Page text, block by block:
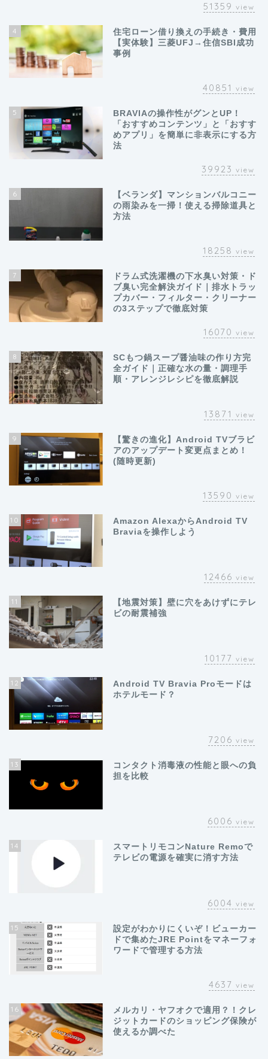
51359 view
4
住宅ローン借り換えの手続き・費用
【実体験】三菱UFJ→住信SBI成功
事例
40851 view
5
BRAVIAの操作性がグンとUP！
「おすすめコンテンツ」と「おすす
めアプリ」を簡単に非表示にする方
法
39923 view
6
【ベランダ】マンションバルコニー
の雨染みを一掃！使える掃除道具と
方法
18258 view
7
ドラム式洗濯機の下水臭い対策・ド
ブ臭い完全解決ガイド｜排水トラッ
プカバー・フィルター・クリーナー
の3ステップで徹底対策
16070 view
8
SCもつ鍋スープ醤油味の作り方完
全ガイド｜正確な水の量・調理手
順・アレンジレシピを徹底解説
13871 view
9
【驚きの進化】Android TVブラビ
アのアップデート変更点まとめ！
(随時更新)
13590 view
10
Amazon AlexaからAndroid TV
Braviaを操作しよう
12466 view
11
【地震対策】壁に穴をあけずにテレ
ビの耐震補強
10177 view
12
Android TV Bravia Proモードは
ホテルモード？
7206 view
13
コンタクト消毒液の性能と眼への負
担を比較
6006 view
14
スマートリモコンNature Remoで
テレビの電源を確実に消す方法
6004 view
15
設定がわかりにくいぞ！ビューカー
ドで集めたJRE Pointをマネーフォ
ワードで管理する方法
4637 view
16
メルカリ・ヤフオクで適用？！クレ
ジットカードのショッピング保険が
使えるか調べた